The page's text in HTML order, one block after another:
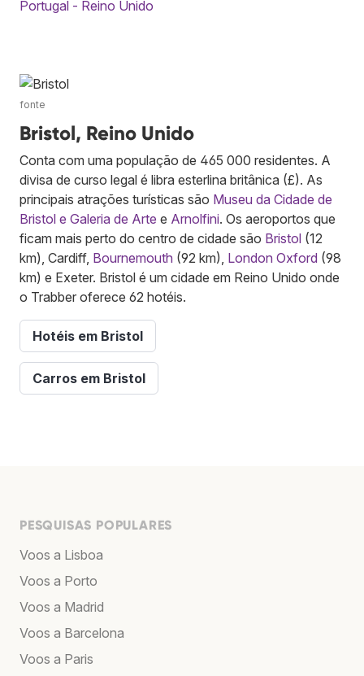
Portugal - Reino Unido
fonte
Bristol, Reino Unido
Conta com uma população de 465 000 residentes. A
divisa de curso legal é libra esterlina britânica (£). As
principais atrações turísticas são Museu da Cidade de
Bristol e Galeria de Arte e Arnolfini. Os aeroportos que
ficam mais perto do centro de cidade são Bristol (12
km), Cardiff, Bournemouth (92 km), London Oxford (98
km) e Exeter. Bristol é um cidade em Reino Unido onde
o Trabber oferece 62 hotéis.
Hotéis em Bristol
Carros em Bristol
PESQUISAS POPULARES
Voos a Lisboa
Voos a Porto
Voos a Madrid
Voos a Barcelona
Voos a Paris